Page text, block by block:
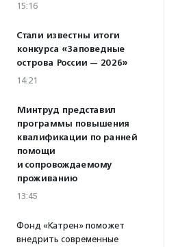
15:16
Стали известны итоги
конкурса «Заповедные
острова России — 2026»
14:21
Минтруд представил
программы повышения
квалификации по ранней
помощи
и сопровождаемому
проживанию
13:45
Фонд «Катрен» поможет
внедрить современные